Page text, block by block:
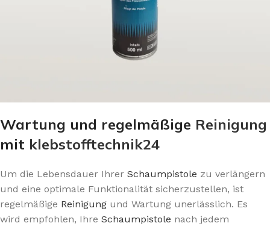
Wartung und regelmäßige Reinigung
mit klebstofftechnik24
Um die Lebensdauer Ihrer Schaumpistole zu verlängern
und eine optimale Funktionalität sicherzustellen, ist
regelmäßige Reinigung und Wartung unerlässlich. Es
wird empfohlen, Ihre Schaumpistole nach jedem